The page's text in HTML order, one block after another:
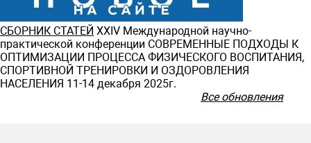
СБОРНИК СТАТЕЙ ХXIV Международной научно-
практической конференции СОВРЕМЕННЫЕ ПОДХОДЫ К
ОПТИМИЗАЦИИ ПРОЦЕССА ФИЗИЧЕСКОГО ВОСПИТАНИЯ,
СПОРТИВНОЙ ТРЕНИРОВКИ И ОЗДОРОВЛЕНИЯ
НАСЕЛЕНИЯ 11-14 декабря 2025г.
Все обновления